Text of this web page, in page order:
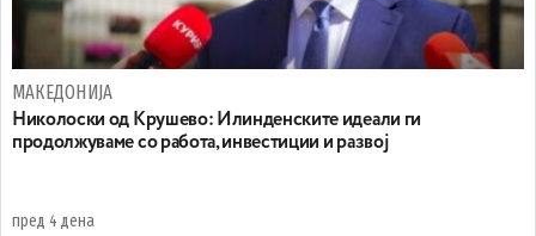
МАКЕДОНИЈА
Николоски од Крушево: Илинденските идеали ги
продолжуваме со работа, инвестиции и развој
пред 4 дена